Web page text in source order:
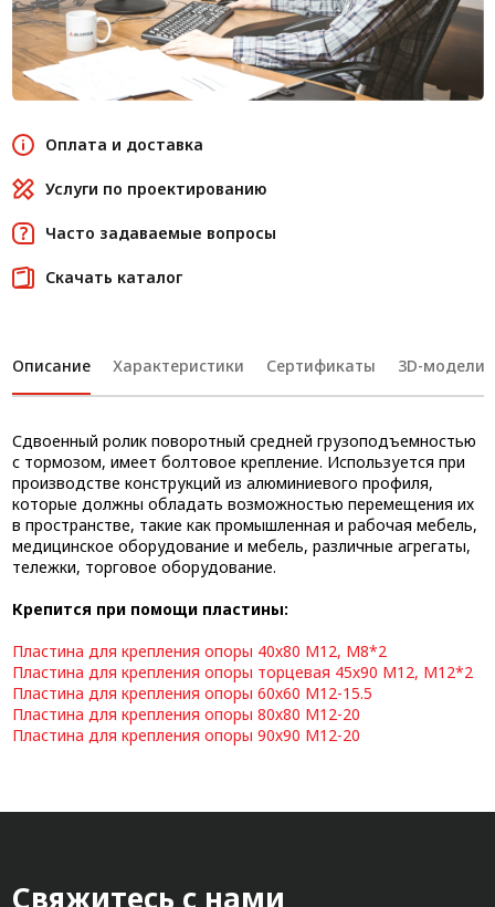
Оплата и доставка
Услуги по проектированию
Часто задаваемые вопросы
Скачать каталог
Описание Характеристики Сертификаты 3D-модели
Сдвоенный ролик поворотный средней грузоподъемностью
с тормозом, имеет болтовое крепление. Используется при
производстве конструкций из алюминиевого профиля,
которые должны обладать возможностью перемещения их
в пространстве, такие как промышленная и рабочая мебель,
медицинское оборудование и мебель, различные агрегаты,
тележки, торговое оборудование.
Крепится при помощи пластины:
Пластина для крепления опоры 40х80 М12, М8*2
Пластина для крепления опоры торцевая 45х90 М12, М12*2
Пластина для крепления опоры 60х60 М12-15.5
Пластина для крепления опоры 80х80 М12-20
Пластина для крепления опоры 90х90 М12-20
Свяжитесь с нами